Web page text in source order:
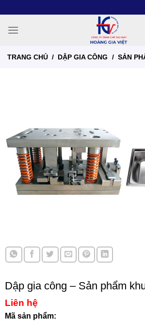
nội
TRANG CHỦ / DẬP GIA CÔNG / SẢN
Dập gia công – Sản phẩm
Liên hệ
Mã sản phẩm: